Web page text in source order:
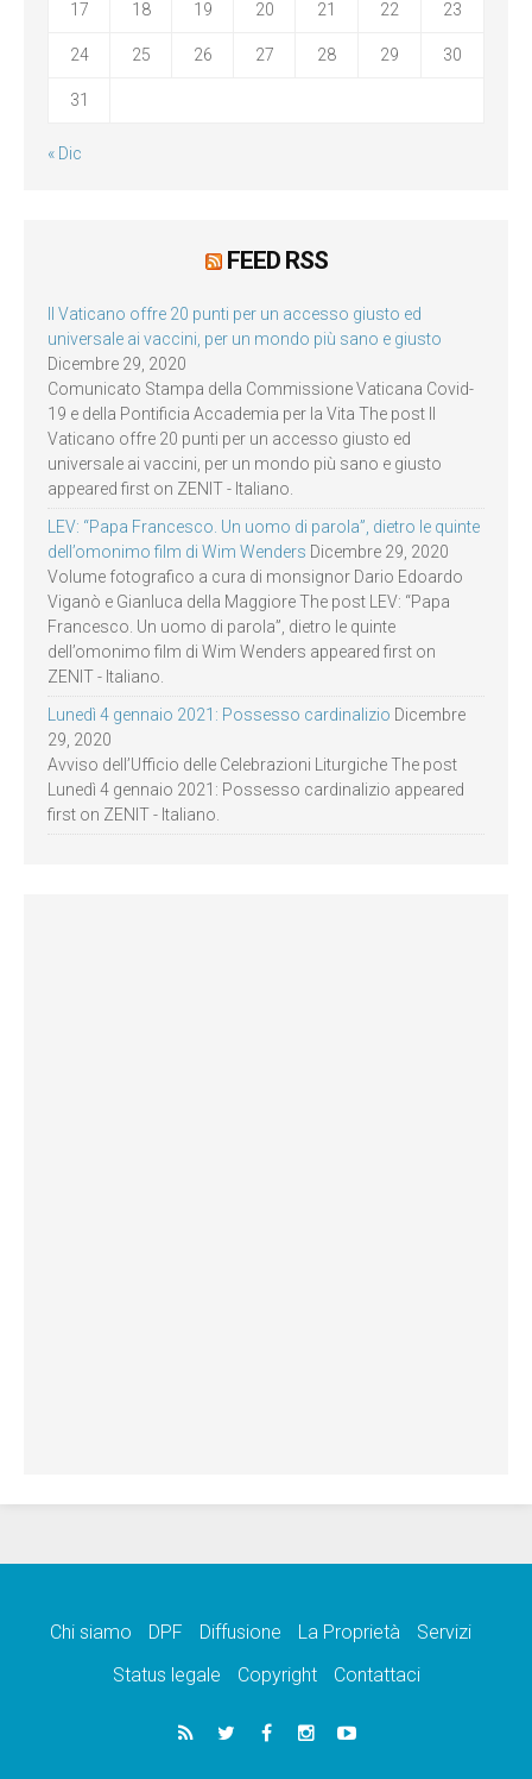
17 18 19 20 21 22 23
24 25 26 27 28 29 30
31
« Dic
FEED RSS
Il Vaticano offre 20 punti per un accesso giusto ed
universale ai vaccini, per un mondo più sano e giusto
Dicembre 29, 2020
Comunicato Stampa della Commissione Vaticana Covid-
19 e della Pontificia Accademia per la Vita The post Il
Vaticano offre 20 punti per un accesso giusto ed
universale ai vaccini, per un mondo più sano e giusto
appeared first on ZENIT - Italiano.
LEV: “Papa Francesco. Un uomo di parola”, dietro le quinte
dell’omonimo film di Wim Wenders Dicembre 29, 2020
Volume fotografico a cura di monsignor Dario Edoardo
Viganò e Gianluca della Maggiore The post LEV: “Papa
Francesco. Un uomo di parola”, dietro le quinte
dell’omonimo film di Wim Wenders appeared first on
ZENIT - Italiano.
Lunedì 4 gennaio 2021: Possesso cardinalizio Dicembre
29, 2020
Avviso dell’Ufficio delle Celebrazioni Liturgiche The post
Lunedì 4 gennaio 2021: Possesso cardinalizio appeared
first on ZENIT - Italiano.
Chi siamo DPF Diffusione La Proprietà
Servizi
Status legale
Copyright Contattaci